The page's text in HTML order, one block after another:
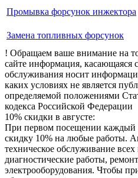
Промывка форсунок инжектора
Замена топливных форсунок
! Обращаем ваше внимание на
сайте информация, касающаяся
обслуживания носит
каких условиях не является
определяемой положениями
кодекса Российской Федерации
10% скидки в августе:
При первом посещении каждый
скидку 10% на любые работы.
техническое обслуживание
диагностические работы,
электрооборудования. Чтобы